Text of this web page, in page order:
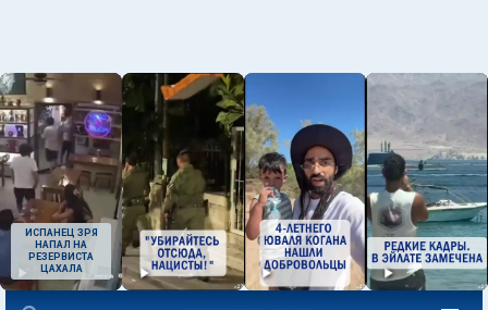
ИСПАНЕЦ ЗРЯ
НАПАЛ НА
РЕЗЕРВИСТА
ЦАХАЛА